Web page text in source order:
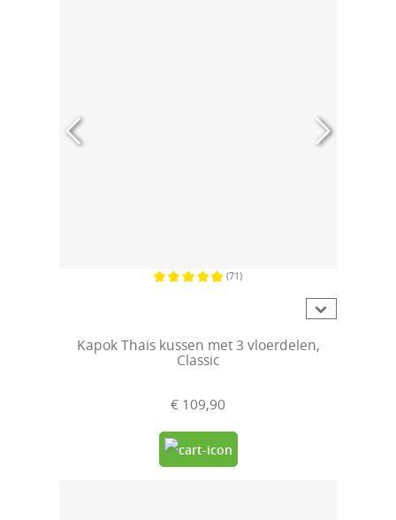
(71)
Kapok Thais kussen met 3 vloerdelen,
Classic
€ 109,90